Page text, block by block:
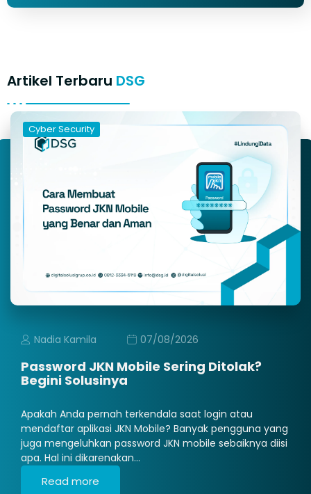
Artikel Terbaru DSG
Cyber Security
Nadia Kamila 07/08/2026
Password JKN Mobile Sering Ditolak?
Begini Solusinya
Apakah Anda pernah terkendala saat login atau
mendaftar aplikasi JKN Mobile? Banyak pengguna yang
juga mengeluhkan password JKN mobile sebaiknya diisi
apa. Hal ini dikarenakan…
Read more